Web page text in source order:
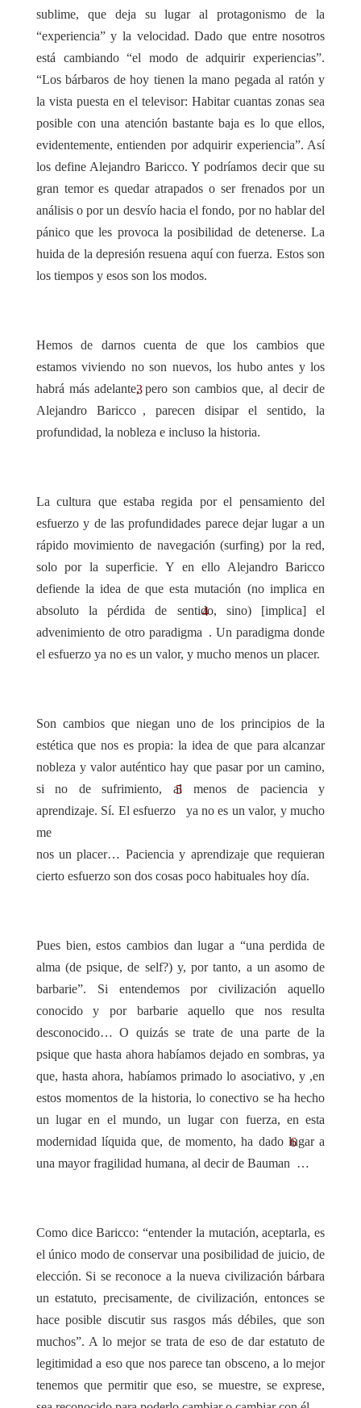
sublime, que deja su lugar al protagonismo de la
“experiencia” y la velocidad.Dado que entre nosotros
está cambiando“el modo de adquirir experiencias”.
“Los bárbaros de hoy tienen la mano pegada al ratón y
la vista puesta en el televisor: Habitar cuantas zonas sea
posible con una atención bastante baja es lo que ellos,
evidentemente, entienden por adquirir experiencia”. Así
los define Alejandro Baricco. Y podríamos decir que su
gran temor es quedar atrapados o ser frenados por un
análisis o por un desvío hacia el fondo, por no hablar del
pánico que les provoca la posibilidad de detenerse. La
huida de la depresión resuena aquí con fuerza. Estos son
los tiempos y esos son los modos.
Hemos de darnos cuenta de que los cambios que
estamos viviendo no son nuevos, los hubo antes y los
habrá más adelante, pero son cambios que, al decir de
Alejandro Baricco
3
, parecen disipar el sentido, la
profundidad, la nobleza e incluso la historia.
La cultura que estaba regida por el pensamiento del
esfuerzo y de las profundidades parece dejar lugar a un
rápido movimiento de navegación (surfing) por la red,
solo por la superficie. Y en ello Alejandro Baricco
defiende la idea de que esta mutación (no implica en
absoluto la pérdida de sentido, sino) [implica] el
advenimiento de otro paradigma
4
. Un paradigma donde
el esfuerzo ya no es un valor, y mucho menos un placer.
Son cambios que niegan uno de los principios de la
estética que nos es propia: la idea de que para alcanzar
nobleza y valor auténtico hay que pasar por un camino,
si no de sufrimiento, al menos de paciencia y
aprendizaje. Sí. El esfuerzo
5
ya no es un valor, y mucho
me
nos un placer… Paciencia y aprendizaje que requieran
cierto esfuerzo son dos cosas poco habituales hoy día.
Pues bien, estos cambios dan lugar a “una perdida de
alma (de psique, de self?) y, por tanto, a un asomo de
barbarie”. Si entendemos por civilización aquello
conocido y por barbarie aquello que nos resulta
desconocido… O quizás se trate de una parte de la
psique que hasta ahora habíamos dejado en sombras, ya
que, hasta ahora, habíamos primado lo asociativo, y ,en
estos momentos de la historia, lo conectivo se ha hecho
un lugar en el mundo, un lugar con fuerza, en esta
modernidad líquida que, de momento, ha dado lugar a
una mayor fragilidad humana, al decir de Bauman
6
…
Como dice Baricco: “entender la mutación, aceptarla, es
el único modo de conservar una posibilidad de juicio, de
elección. Si se reconoce a la nueva civilización bárbara
un estatuto, precisamente, de civilización, entonces se
hace posible discutir sus rasgos más débiles, que son
muchos”. A lo mejor se trata de eso de dar estatuto de
legitimidad a eso que nos parece tan obsceno, a lo mejor
tenemos que permitir que eso, se muestre, se exprese,